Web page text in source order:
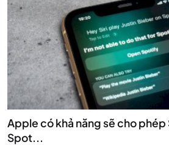
Apple có khả năng sẽ cho phép
Spot...